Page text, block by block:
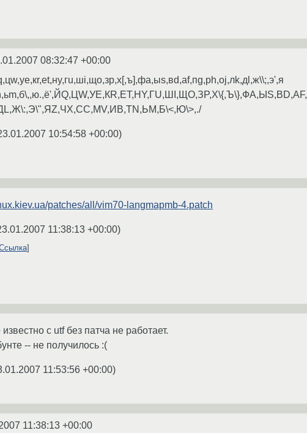
08:32:47 +00:00
10:54:58 +00:00)
patches/all/vim70-langmapmb-4.patch
11:38:13 +00:00)
с utf без патча не работает.
-- не получилось :(
11:53:56 +00:00)
11:38:13 +00:00